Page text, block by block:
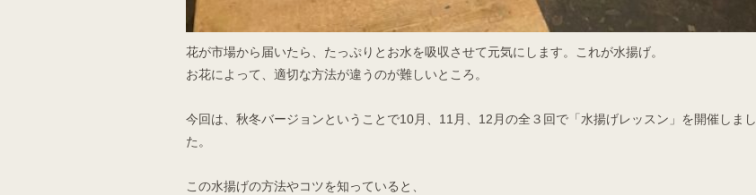
花が市場から届いたら、たっぷりとお水を吸収させて元気にします。これが水揚げ。
お花によって、適切な方法が違うのが難しいところ。
今回は、秋冬バージョンということで10月、11月、12月の全３回で「水揚げレッスン」を開催しまし
た。
この水揚げの方法やコツを知っていると、